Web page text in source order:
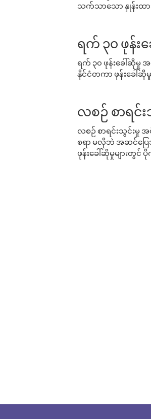
သက်သာသော နှုန်းထား
ရက် ၃၀ ဖုန်း
ရက် ၃၀ ဖုန်းခေါ်ဆိုမှု
နိုင်ငံတကာ ဖုန်းခေါ်
လစဉ် စာရင်
လစဉ် စာရင်းသွင်းမှု
စရာ မလိုဘဲ အဆင်ပြေ
ဖုန်းခေါ်ဆိုမှုများတွင်